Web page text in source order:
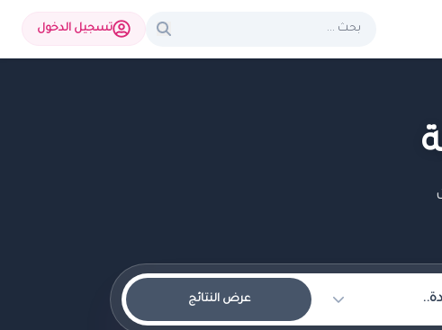
تسجيل الدخول
عرض النتائج